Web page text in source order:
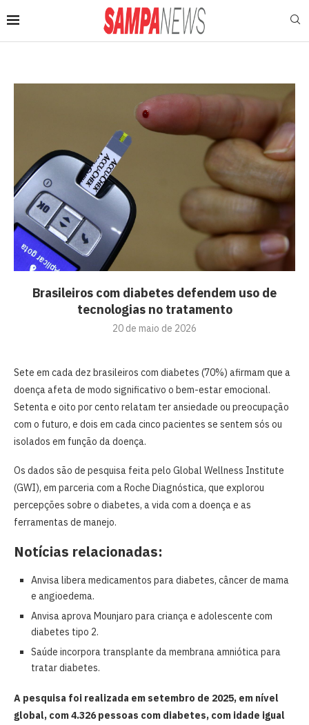
Brasileiros com diabetes defendem uso de
tecnologias no tratamento
20 de maio de 2026
Sete em cada dez brasileiros com diabetes (70%) afirmam que a
doença afeta de modo significativo o bem-estar emocional.
Setenta e oito por cento relatam ter ansiedade ou preocupação
com o futuro, e dois em cada cinco pacientes se sentem sós ou
isolados em função da doença.
Os dados são de pesquisa feita pelo Global Wellness Institute
(GWI), em parceria com a Roche Diagnóstica, que explorou
percepções sobre o diabetes, a vida com a doença e as
ferramentas de manejo.
Notícias relacionadas:
Anvisa libera medicamentos para diabetes, câncer de mama
e angioedema.
Anvisa aprova Mounjaro para criança e adolescente com
diabetes tipo 2.
Saúde incorpora transplante da membrana amniótica para
tratar diabetes.
A pesquisa foi realizada em setembro de 2025, em nível
global, com 4.326 pessoas com diabetes, com idade igual